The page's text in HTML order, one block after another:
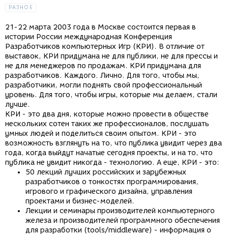
РАЗНОЕ
21-22 марта 2003 года в Москве состоится первая в
истории России международная Конференция
Разработчиков компьютерных Игр (КРИ). В отличие от
выставок, КРИ придумана не для публики, не для прессы и
не для менеджеров по продажам. КРИ придумана для
разработчиков. Каждого. Лично. Для того, чтобы мы,
разработчики, могли поднять свой профессиональный
уровень. Для того, чтобы игры, которые мы делаем, стали
лучше.
КРИ - это два дня, которые можно провести в обществе
нескольких сотен таких же профессионалов, послушать
умных людей и поделиться своим опытом. КРИ - это
возможность взглянуть на то, что публика увидит через два
года, когда выйдут начатые сегодня проекты, и на то, что
публика не увидит никогда - технологию. А еще, КРИ - это:
50 лекций лучших российских и зарубежных
разработчиков о тонкостях программирования,
игрового и графического дизайна, управления
проектами и бизнес-моделей.
Лекции и семинары производителей компьютерного
железа и производителей программного обеспечения
для разработки (tools/middleware) - информация о